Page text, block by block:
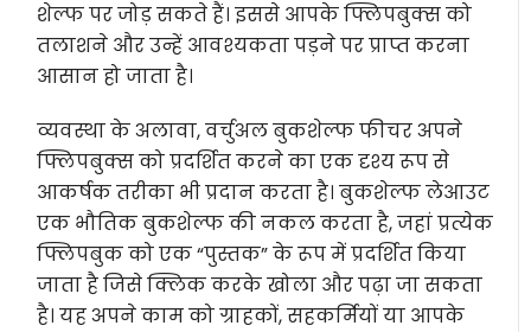
शेल्फ पर जोड़ सकते हैं। इससे आपके फ्लिपबुक्स को
तलाशने और उन्हें आवश्यकता पड़ने पर प्राप्त करना
आसान हो जाता है।
व्यवस्था के अलावा, वर्चुअल बुकशेल्फ फीचर अपने
फ्लिपबुक्स को प्रदर्शित करने का एक दृश्य रूप से
आकर्षक तरीका भी प्रदान करता है। बुकशेल्फ लेआउट
एक भौतिक बुकशेल्फ की नकल करता है, जहां प्रत्येक
फ्लिपबुक को एक “पुस्तक” के रूप में प्रदर्शित किया
जाता है जिसे क्लिक करके खोला और पढ़ा जा सकता
है। यह अपने काम को ग्राहकों, सहकर्मियों या आपके